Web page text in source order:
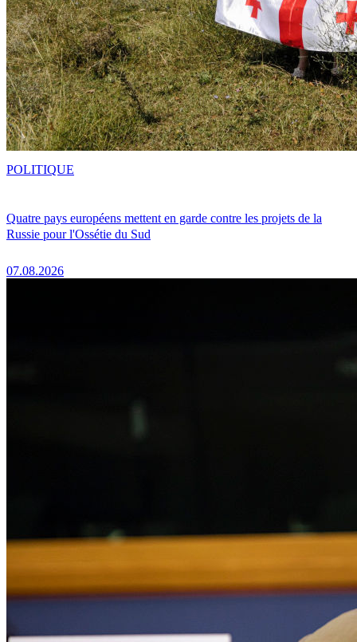
Quatre pays européens mettent en garde contre les projets de la
Russie pour l'Ossétie du Sud
07.08.2026
POLITIQUE